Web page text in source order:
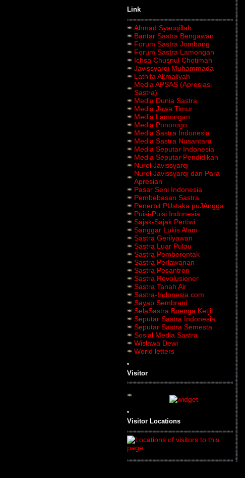
Link
Ahmad Syauqillah
Bantar Sastra Bengawan
Forum Sastra Jombang
Forum Sastra Lamongan
Ichsa Chusnul Chotimah
Javissyarqi Muhammada
Lathifa Akmaliyah
Media APSAS (Apresiasi
Sastra)
Media Dunia Sastra
Media Jawa Timur
Media Lamongan
Media Ponorogo
Media Sastra Indonesia
Media Sastra Nusantara
Media Seputar Indonesia
Media Seputar Pendidikan
Nurel Javissyarqi
Nurel Javissyarqi dan Para
Apresian
Pasar Seni Indonesia
Pembebasan Sastra
Penerbit PUstaka puJAngga
Puisi-Puisi Indonesia
Sajak-Sajak Pertiwi
Sanggar Lukis Alam
Sastra Gerilyawan
Sastra Luar Pulau
Sastra Pemberontak
Sastra Perlawanan
Sastra Pesantren
Sastra Revolusioner
Sastra Tanah Air
Sastra-Indonesia.com
Sayap Sembrani
SelaSastra Boenga Ketjil
Seputar Sastra Indonesia
Seputar Sastra Semesta
Sosial Media Sastra
Wislawa Dewi
World letters
Visitor
Visitor Locations